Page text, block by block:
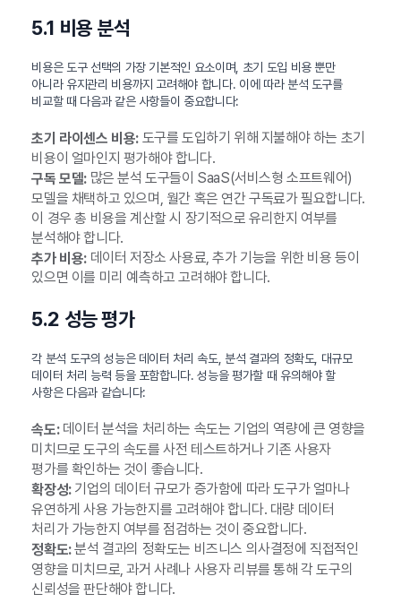
5.1 비용 분석
비용은 도구 선택의 가장 기본적인 요소이며, 초기 도입 비용 뿐만
아니라 유지관리 비용까지 고려해야 합니다. 이에 따라 분석 도구를
비교할 때 다음과 같은 사항들이 중요합니다:
초기 라이센스 비용:도구를 도입하기 위해 지불해야 하는 초기
비용이 얼마인지 평가해야 합니다.
구독 모델:많은 분석 도구들이 SaaS(서비스형 소프트웨어)
모델을 채택하고 있으며, 월간 혹은 연간 구독료가 필요합니다.
이 경우 총 비용을 계산할 시 장기적으로 유리한지 여부를
분석해야 합니다.
추가 비용:데이터 저장소 사용료, 추가 기능을 위한 비용 등이
있으면 이를 미리 예측하고 고려해야 합니다.
5.2 성능 평가
각 분석 도구의 성능은 데이터 처리 속도, 분석 결과의 정확도, 대규모
데이터 처리 능력 등을 포함합니다. 성능을 평가할 때 유의해야 할
사항은 다음과 같습니다:
속도:데이터 분석을 처리하는 속도는 기업의 역량에 큰 영향을
미치므로 도구의 속도를 사전 테스트하거나 기존 사용자
평가를 확인하는 것이 좋습니다.
확장성:기업의 데이터 규모가 증가함에 따라 도구가 얼마나
유연하게 사용 가능한지를 고려해야 합니다. 대량 데이터
처리가 가능한지 여부를 점검하는 것이 중요합니다.
정확도:분석 결과의 정확도는 비즈니스 의사결정에 직접적인
영향을 미치므로, 과거 사례나 사용자 리뷰를 통해 각 도구의
신뢰성을 판단해야 합니다.